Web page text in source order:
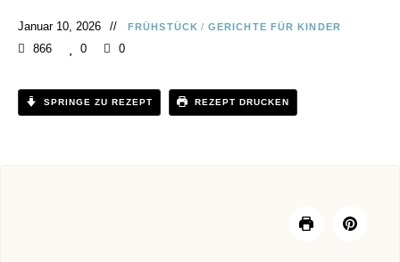
Januar 10, 2026 FRÜHSTÜCK / GERICHTE FÜR KINDER
866 0 0
SPRINGE ZU REZEPT REZEPT DRUCKEN